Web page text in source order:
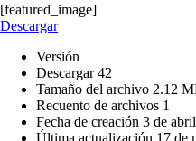
[featured_image]
Descargar
Versión
Descargar42
Tamaño del archivo 2.12
Recuento de archivos 1
Fecha de creación 3 de
Última actualización 17 de